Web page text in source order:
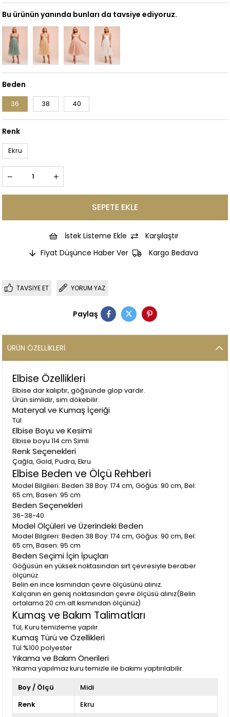
Bu ürünün yanında bunları da tavsiye ediyoruz.
Beden
36 38 40
Renk
Ekru
İstek Listeme Ekle
Karşılaştır
Fiyat Düşünce Haber Ver
Kargo Bedava
TAVSIYE ET YORUM YAZ
Paylaş
ÜRÜN ÖZELLIKLERI
Elbise Özellikleri
Elbise dar kalıptır, göğsünde glop vardır.
Ürün simlidir, sim dökebilir.
Materyal ve Kumaş İçeriği
Tül
Elbise Boyu ve Kesimi
Elbise boyu 114 cm Simli
Renk Seçenekleri
Çağla, Gold, Pudra, Ekru
Elbise Beden ve Ölçü Rehberi
Model Bilgileri: Beden 38 Boy: 174 cm, Göğüs: 90 cm, Bel:
65 cm, Basen: 95 cm
Beden Seçenekleri
36-38-40
Model Ölçüleri ve Üzerindeki Beden
Model Bilgileri: Beden 38 Boy: 174 cm, Göğüs: 90 cm, Bel:
65 cm, Basen: 95 cm
Beden Seçimi İçin İpuçları
Göğüsün en yüksek noktasından sırt çevresiyle beraber
ölçünüz.
Belin en ince kısmından çevre ölçüsünü alınız.
Kalçanın en geniş noktasından çevre ölçüsü alınız(Belin
ortalama 20 cm alt kısmından ölçünüz)
Kumaş ve Bakım Talimatları
Tül, Kuru temizleme yapılır.
Kumaş Türü ve Özellikleri
Tül %100 polyester
Yıkama ve Bakım Önerileri
Yıkama yapılmaz kuru temizle ile bakımı yaptırılabilir.
Boy / Ölçü
Midi
Renk
Ekru